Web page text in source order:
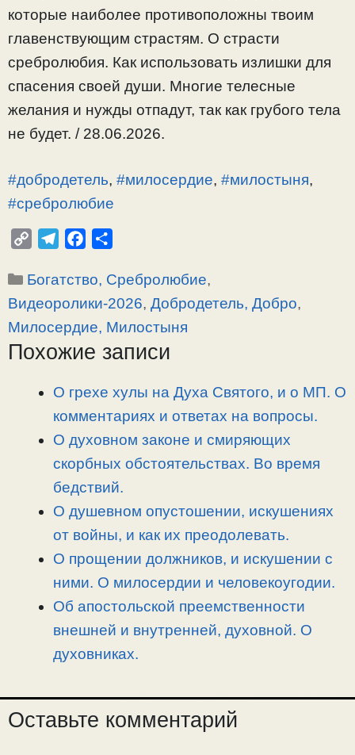
которые наиболее противоположны твоим
главенствующим страстям. О страсти
сребролюбия. Как использовать излишки для
спасения своей души. Многие телесные
желания и нужды отпадут, так как грубого тела
не будет. / 28.06.2026.
#добродетель, #милосердие, #милостыня,
#сребролюбие
p
y
n
l
e
a
c
e
o
п
р
а
и
Рубрики
Богатство, Сребролюбие,
Видеоролики-2026, Добродетель, Добро,
Милосердие, Милостыня
Похожие записи
О грехе хулы на Духа Святого, и о МП. О
комментариях и ответах на вопросы.
О духовном законе и смиряющих
скорбных обстоятельствах. Во время
бедствий.
О душевном опустошении, искушениях
от войны, и как их преодолевать.
О прощении должников, и искушении с
ними. О милосердии и человекоугодии.
Об апостольской преемственности
внешней и внутренней, духовной. О
духовниках.
Оставьте комментарий